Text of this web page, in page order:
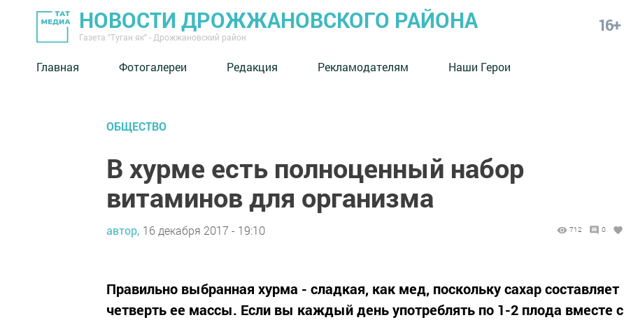
НОВОСТИ ДРОЖЖАНОВСКОГО РАЙОНА
Газета "Туган як" - Дрожжановский район
16+
Главная Фотогалереи Редакция Рекламодателям Наши Герои
ОБЩЕСТВО
В хурме есть полноценный набор
витаминов для организма
автор, 16 декабря 2017 - 19:10 712 0
Правильно выбранная хурма - сладкая, как мед, поскольку сахар составляет
четверть ее массы. Если вы каждый день употреблять по 1-2 плода вместе с